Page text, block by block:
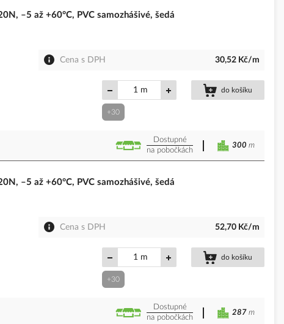
–5 až +60°C, PVC samozhášivé, šedá
Cena s DPH 30,52 Kč/m
m do košíku
+30
Dostupné
na pobočkách
300 m
–5 až +60°C, PVC samozhášivé, šedá
Cena s DPH 52,70 Kč/m
m do košíku
+30
Dostupné
na pobočkách
287 m